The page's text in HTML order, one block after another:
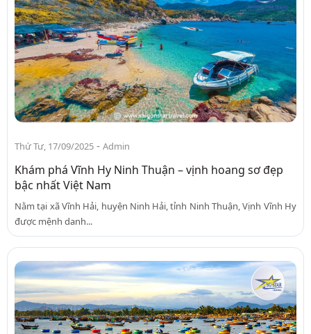
Thứ Tư, 17/09/2025 - Admin
Khám phá Vĩnh Hy Ninh Thuận – vịnh hoang sơ đẹp
bậc nhất Việt Nam
Nằm tại xã Vĩnh Hải, huyện Ninh Hải, tỉnh Ninh Thuận, Vịnh Vĩnh Hy
được mệnh danh...